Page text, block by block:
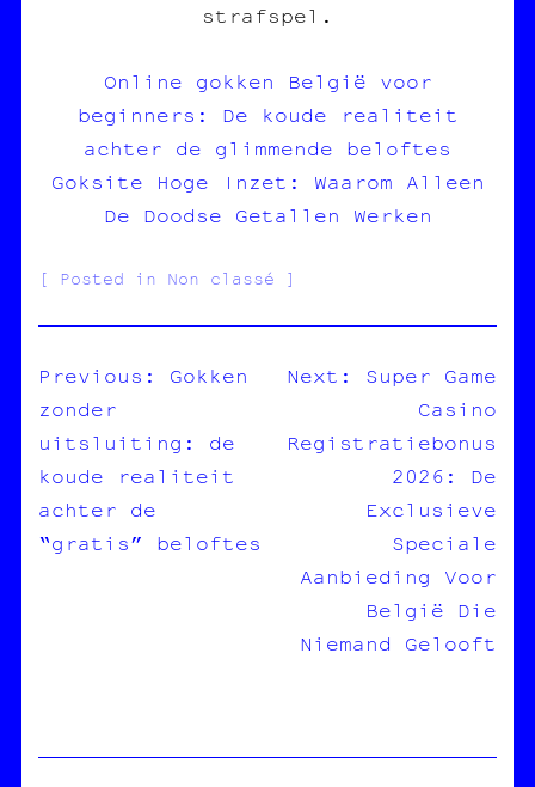
strafspel.
Online gokken België voor
beginners: De koude realiteit
achter de glimmende beloftes
Goksite Hoge Inzet: Waarom Alleen
De Doodse Getallen Werken
Posted in Non classé
NAVIGATION
DE
L’ARTICLE
Previous:
Gokken
zonder
uitsluiting: de
koude realiteit
achter de
“gratis” beloftes
Next:
Super Game
Casino
Registratiebonus
2026: De
Exclusieve
Speciale
Aanbieding Voor
België Die
Niemand Gelooft